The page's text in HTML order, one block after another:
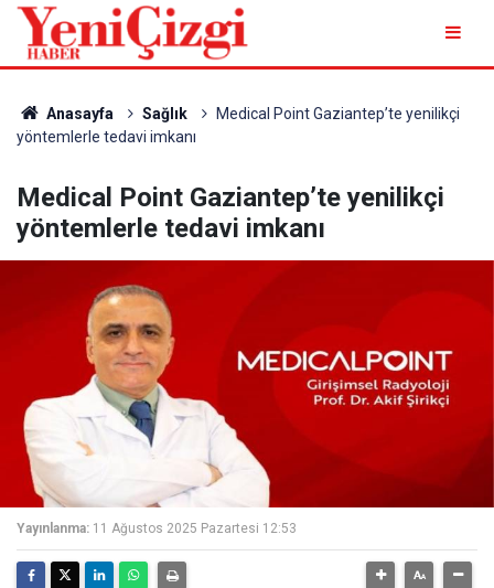
Anasayfa Sağlık
Medical Point Gaziantep’te yenilikçi
yöntemlerle tedavi imkanı
Medical Point Gaziantep’te yenilikçi
yöntemlerle tedavi imkanı
Yayınlanma: 11 Ağustos 2025 Pazartesi 12:53